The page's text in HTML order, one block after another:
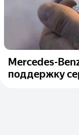
Mercedes-
поддержку